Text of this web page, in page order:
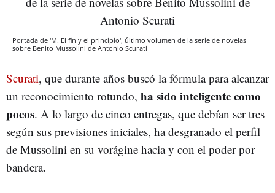
Portada de 'M. El fin y el principio', último volumen de la serie de novelas
sobre Benito Mussolini de Antonio Scurati
Scurati, que durante años buscó la fórmula para alcanzar
un reconocimiento rotundo, ha sido inteligente como
pocos. A lo largo de cinco entregas, que debían ser tres
según sus previsiones iniciales, ha desgranado el perfil
de Mussolini en su vorágine hacia y con el poder por
bandera.